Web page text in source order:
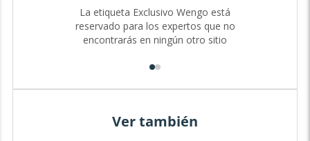
La etiqueta Exclusivo Wengo está
reservado para los expertos que no
encontrarás en ningún otro sitio
Ver también